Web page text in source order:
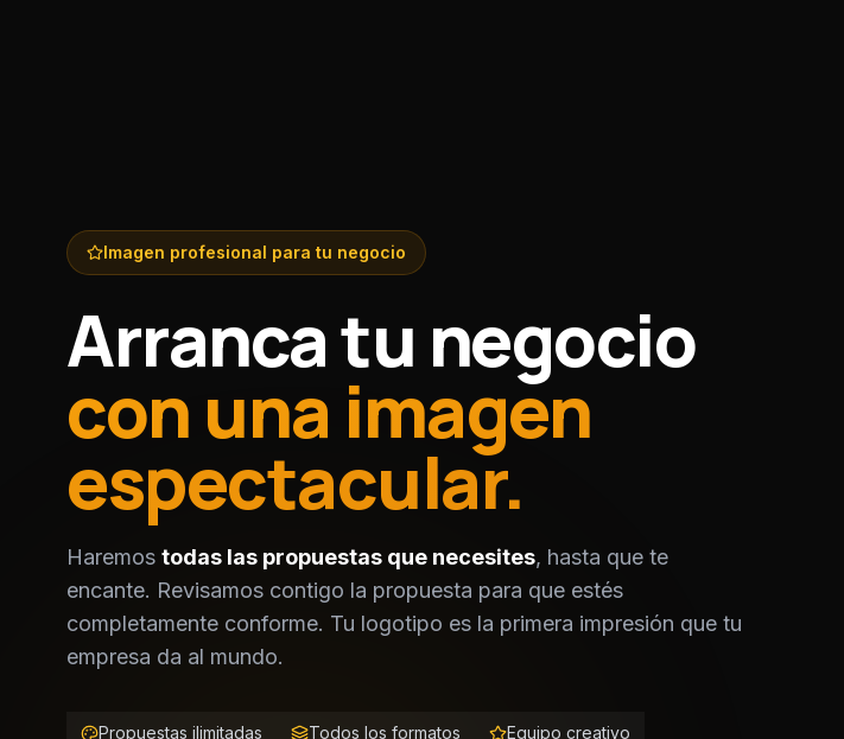
Imagen profesional para tu negocio
Arranca tu negocio
con una imagen
espectacular.
Haremos todas las propuestas que necesites, hasta que te
encante. Revisamos contigo la propuesta para que estés
completamente conforme. Tu logotipo es la primera impresión que tu
empresa da al mundo.
Propuestas ilimitadas Todos los formatos Equipo creativo